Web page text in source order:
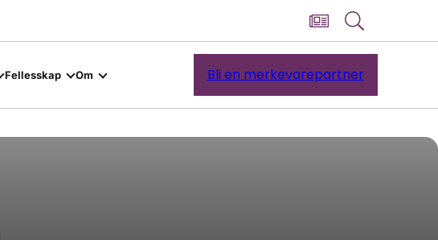
Fellesskap Om Bli en merkevarepartner